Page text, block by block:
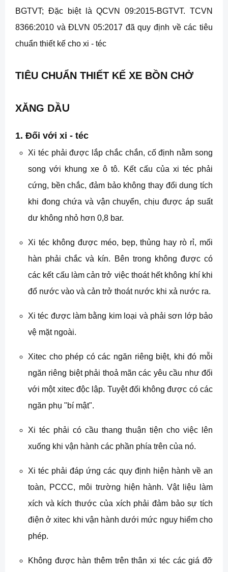
BGTVT; Đặc biệt là QCVN 09:2015-BGTVT. TCVN
8366:2010 và ĐLVN 05:2017 đã quy định về các tiêu
chuẩn thiết kế cho xi - téc
TIÊU CHUẨN THIẾT KẾ XE BỒN CHỞ
XĂNG DẦU
1. Đối với xi - téc
Xi téc phải được lắp chắc chắn, cố định nằm song
song với khung xe ô tô. Kết cấu của xi téc phải
cứng, bền chắc, đảm bảo không thay đổi dung tích
khi đong chứa và vận chuyển, chịu được áp suất
dư không nhỏ hơn 0,8 bar.
Xi téc không được méo, bẹp, thủng hay rò rỉ, mối
hàn phải chắc và kín. Bên trong không được có
các kết cấu làm cản trở việc thoát hết không khí khi
đổ nước vào và cản trở thoát nước khi xả nước ra.
Xi téc được làm bằng kim loại và phải sơn lớp bảo
vệ mặt ngoài.
Xitec cho phép có các ngăn riêng biệt, khi đó mỗi
ngăn riêng biệt phải thoả mãn các yêu cầu như đối
với một xitec độc lập. Tuyệt đối không được có các
ngăn phụ "bí mật".
Xi téc phải có cầu thang thuận tiện cho việc lên
xuống khi vận hành các phần phía trên của nó.
Xi téc phải đáp ứng các quy định hiện hành về an
toàn, PCCC, môi trường hiện hành. Vật liệu làm
xích và kích thước của xích phải đảm bảo sự tích
điện ở xitec khi vận hành dưới mức nguy hiểm cho
phép.
Không được hàn thêm trên thân xi téc các giá đỡ